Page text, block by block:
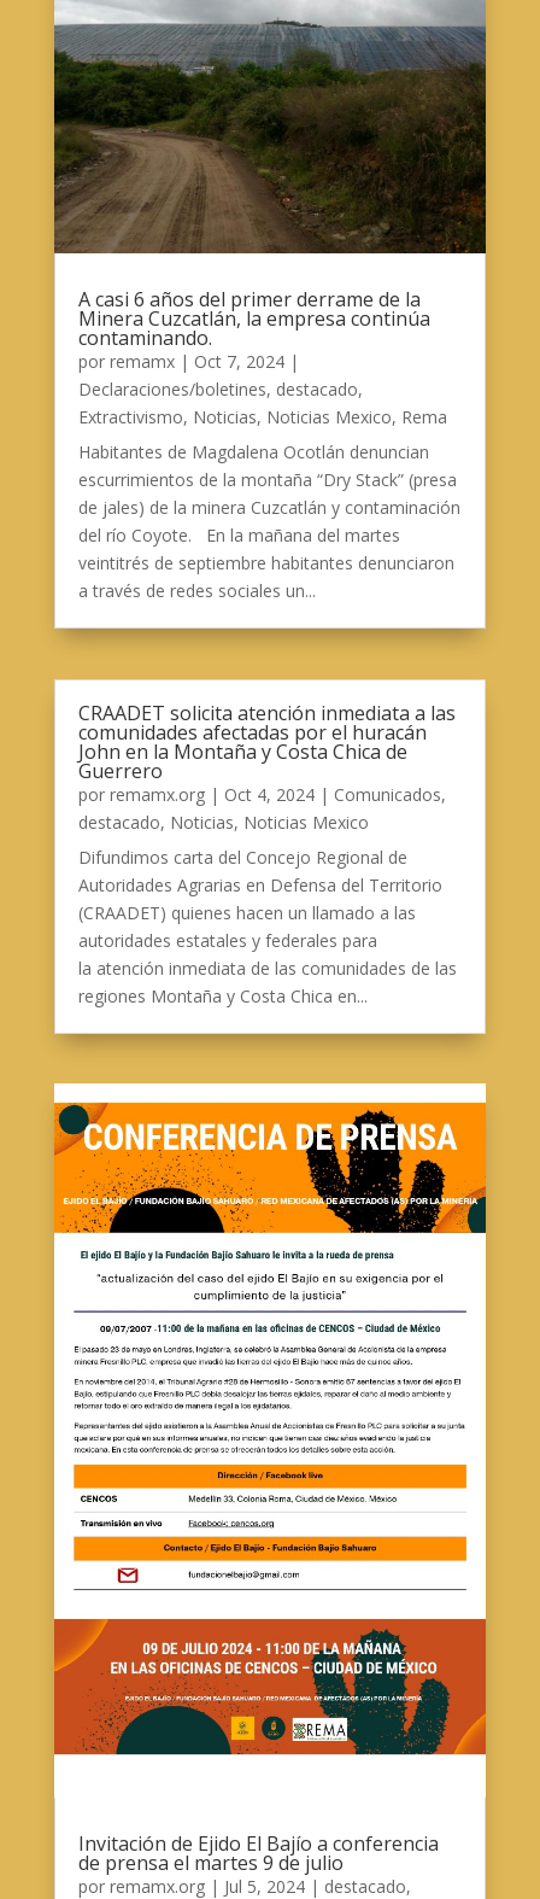
A casi 6 años del primer derrame de la
Minera Cuzcatlán, la empresa continúa
contaminando.
por remamx| Oct 7, 2024|
Declaraciones/boletines, destacado,
Extractivismo, Noticias, Noticias Mexico, Rema
Habitantes de Magdalena Ocotlán denuncian
escurrimientos de la montaña “Dry Stack” (presa
de jales) de la minera Cuzcatlán y contaminación
del río Coyote. En la mañana del martes
veintitrés de septiembre habitantes denunciaron
a través de redes sociales un...
CRAADET solicita atención inmediata a las
comunidades afectadas por el huracán
John en la Montaña y Costa Chica de
Guerrero
por remamx.org| Oct 4, 2024| Comunicados,
destacado, Noticias, Noticias Mexico
Difundimos carta del Concejo Regional de
Autoridades Agrarias en Defensa del Territorio
(CRAADET) quienes hacen un llamado a las
autoridades estatales y federales para
la atención inmediata de las comunidades de las
regiones Montaña y Costa Chica en...
Invitación de Ejido El Bajío a conferencia
de prensa el martes 9 de julio
por remamx.org| Jul 5, 2024| destacado,